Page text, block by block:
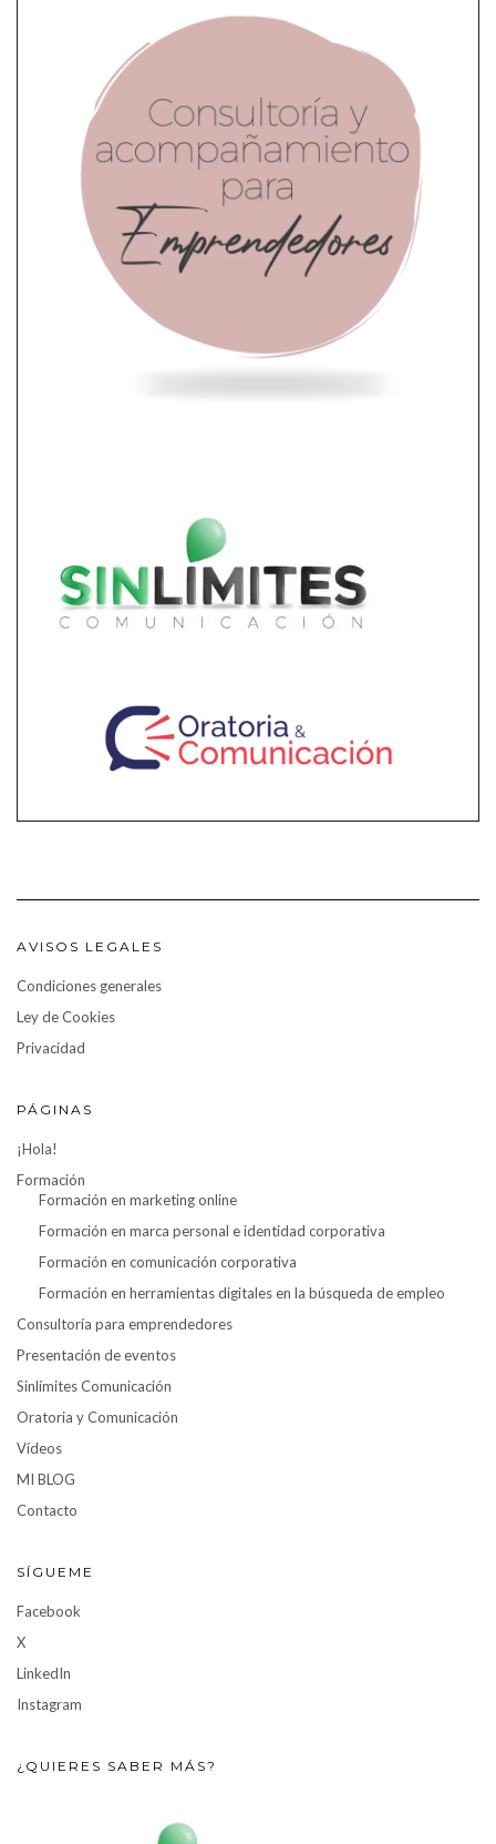
AVISOS LEGALES
Condiciones generales
Ley de Cookies
Privacidad
PÁGINAS
¡Hola!
Formación
Formación en marketing online
Formación en marca personal e identidad corporativa
Formación en comunicación corporativa
Formación en herramientas digitales en la búsqueda de empleo
Consultoría para emprendedores
Presentación de eventos
Sinlímites Comunicación
Oratoria y Comunicación
Vídeos
MI BLOG
Contacto
SÍGUEME
Facebook
X
LinkedIn
Instagram
¿QUIERES SABER MÁS?